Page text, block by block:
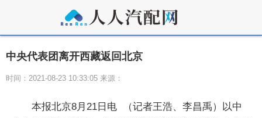
中央代表团离开西藏返回北京
时间：2021-08-23 10:33:05 来源：
本报北京8月21日电 （记者王浩、李昌禹）以中